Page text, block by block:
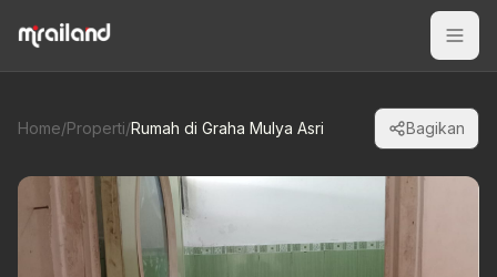
Home/Properti/Rumah di Graha Mulya Asri Bagikan